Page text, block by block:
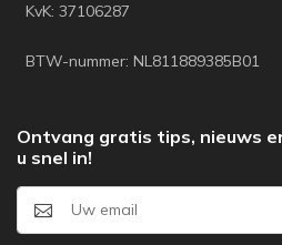
KvK: 37106287
BTW-nummer: NL811889385B01
Ontvang gratis tips, nieuws
u snel in!